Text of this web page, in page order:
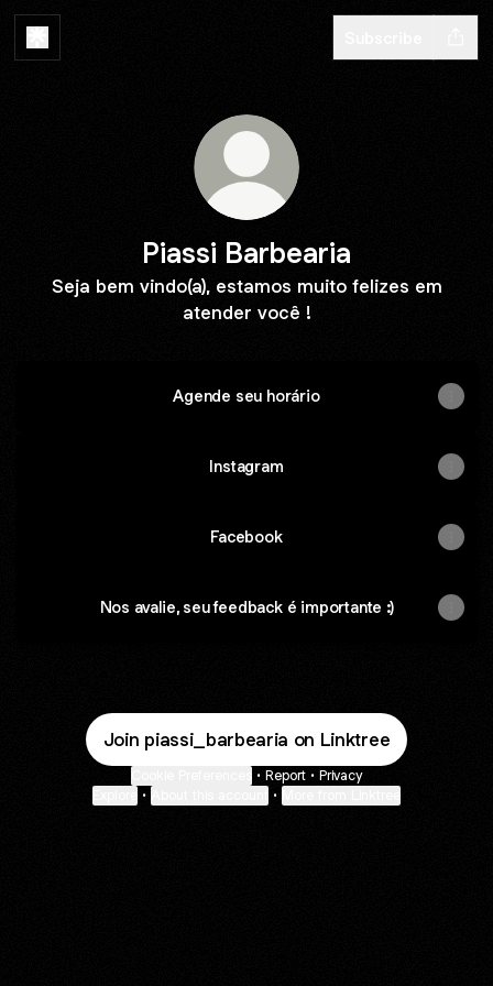
Piassi Barbearia
Seja bem vindo(a), estamos muito felizes em
atender você !
Agende seu horário
Instagram
Facebook
Nos avalie, seu feedback é importante :)
Join piassi_barbearia on Linktree
• Report • Privacy
• •